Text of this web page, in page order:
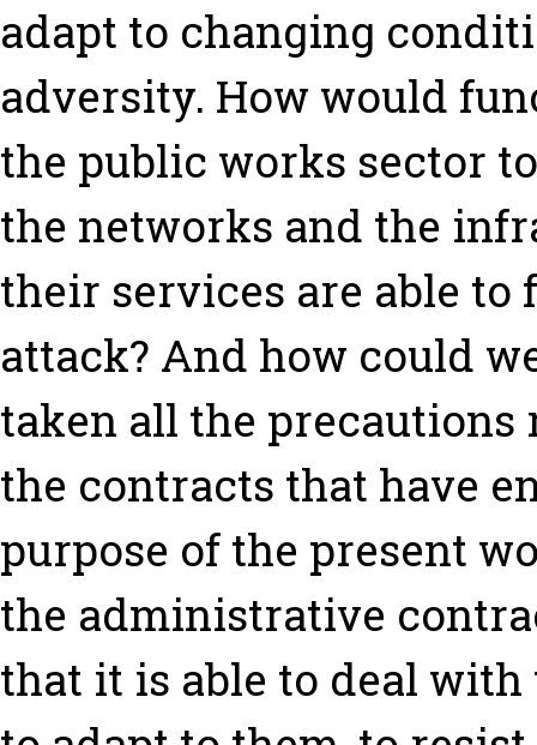
adapt to changing
adversity. How would
the public works sector
the networks and the
their services are able
attack? And how could
taken all the
the contracts that have
purpose of the present
the administrative
that it is able to deal